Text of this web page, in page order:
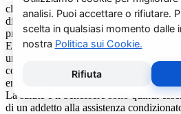
climatizzatori con modalità periodica,
di acari, polveri, pollini e muffe (spesso
previene il prolificarsi del batterio del
E’ sempre possibile richiedere al centro
una consulenza gratuita per un
condizionatore o sulle ultime normative
energetico.
La salute e il benessere sono quindi
di un addetto alla assistenza